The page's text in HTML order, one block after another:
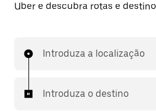
Uber e descubra rotas e
Introduza a localização
Introduza o destino